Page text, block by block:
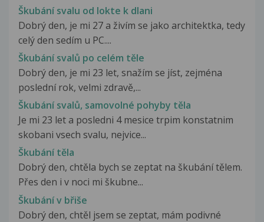
Škubání svalu od lokte k dlani
Dobrý den, je mi 27 a živím se jako architektka, tedy
celý den sedím u PC....
Škubání svalů po celém těle
Dobrý den, je mi 23 let, snažím se jíst, zejména
poslední rok, velmi zdravě,...
Škubání svalů, samovolné pohyby těla
Je mi 23 let a posledni 4 mesice trpim konstatnim
skobani vsech svalu, nejvice...
Škubání těla
Dobrý den, chtěla bych se zeptat na škubání tělem.
Přes den i v noci mi škubne...
Škubání v břiše
Dobrý den, chtěl jsem se zeptat, mám podivné